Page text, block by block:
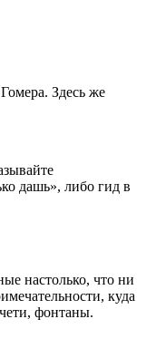
Здесь же
дашь», либо гид в
настолько, что ни
куда
фонтаны.